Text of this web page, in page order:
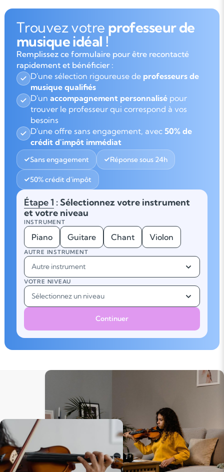
Trouvez votre professeur de
musique idéal !
Remplissez ce formulaire pour être recontacté
rapidement et bénéficier :
D'une sélection rigoureuse de professeurs de
musique qualifiés
D'un accompagnement personnalisépour
trouver le professeur qui correspond à vos
besoins
D'une offre sans engagement, avec 50% de
crédit d'impôt immédiat
Sans engagement Réponse sous 24h
50% crédit d'impôt
Étape 1 : Sélectionnez votre instrument
et votre niveau
INSTRUMENT
Piano Guitare Chant Violon
AUTRE INSTRUMENT
Autre instrument
VOTRE NIVEAU
Sélectionnez un niveau
Continuer